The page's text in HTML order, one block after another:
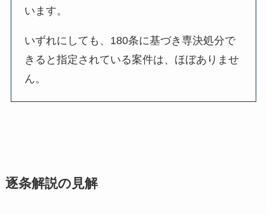
います。
いずれにしても、180条に基づき専決処分で
きると指定されている案件は、ほぼありませ
ん。
逐条解説の見解